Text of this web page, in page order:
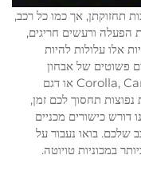
תחזוקתן, אך כמו כל רכב,
הפעלה ורעשים חריגים,
אלו עלולות להיות
פשוטים של אבחון
שגיאות. בין אם אתם בעלים של Corolla, Camry, RAV4 או דגם
נפוצות תחסוך לכם זמן,
דורש כישורים מכניים
שלכם. בואו נעבור על
במכוניות טויוטה.